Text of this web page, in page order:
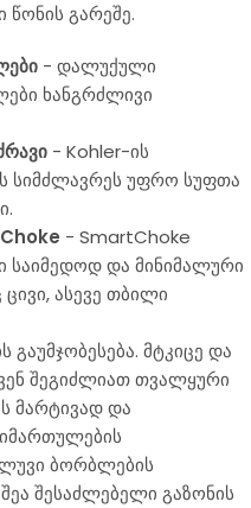
წონის გარეშე.
- დალუქული
ხანგრძლივი
- Kohler-ის
სიმძლავრეს უფრო სუფთა
- SmartChoke
და მინიმალური
ასევე თბილი
მტკიცე და
შეგიძლიათ თვალყური
მარტივად და
ბორბლების
შესაძლებელი გაზონის